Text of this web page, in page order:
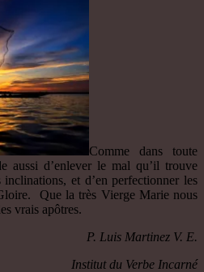
Comme dans toute
aussi d’enlever le mal qu’il trouve
et d’en perfectionner les
Que la très Vierge Marie nous
vrais apôtres.
P. Luis Martinez V. E.
Institut du Verbe Incarné